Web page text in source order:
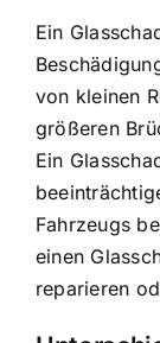
Ein
von kleinen
größeren
Ein
Fahrzeugs
einen
reparieren